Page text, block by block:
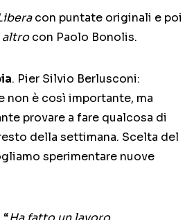
con puntate originali e poi
altrocon Paolo Bonolis.
. Pier Silvio Berlusconi:
non è così importante, ma
provare a fare qualcosa di
della settimana. Scelta del
sperimentare nuove